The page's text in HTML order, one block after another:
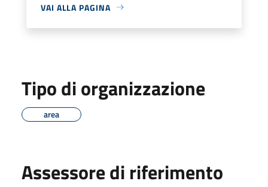
VAI ALLA PAGINA
Tipo di organizzazione
area
Assessore di riferimento